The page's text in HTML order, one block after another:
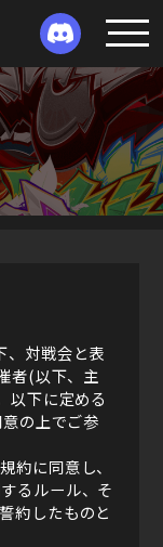
対戦会と表
者(以下、主
以下に定める
の上でご参
約に同意し、
るルール、そ
約したものと